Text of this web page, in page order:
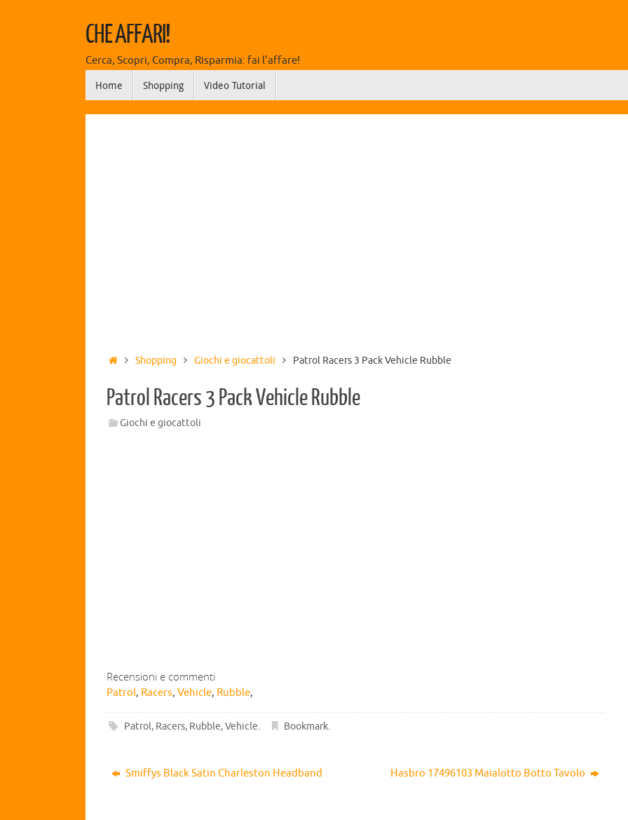
CHE AFFARI!
Cerca, Scopri, Compra, Risparmia: fai l'affare!
Home
Shopping Video Tutorial
Shopping Giochi e giocattoli Patrol Racers 3 Pack Vehicle Rubble
Patrol Racers 3 Pack Vehicle Rubble
Giochi e giocattoli
Recensioni e commenti
Patrol, Racers, Vehicle, Rubble,
Patrol, Racers, Rubble,Vehicle. Bookmark.
Smiffys Black Satin Charleston Headband Hasbro 17496103 Maialotto Botto Tavolo